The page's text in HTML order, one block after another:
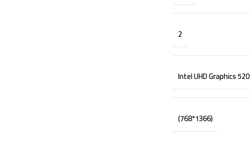
2
Intel UHD Graphics 520
(1366
*
768)